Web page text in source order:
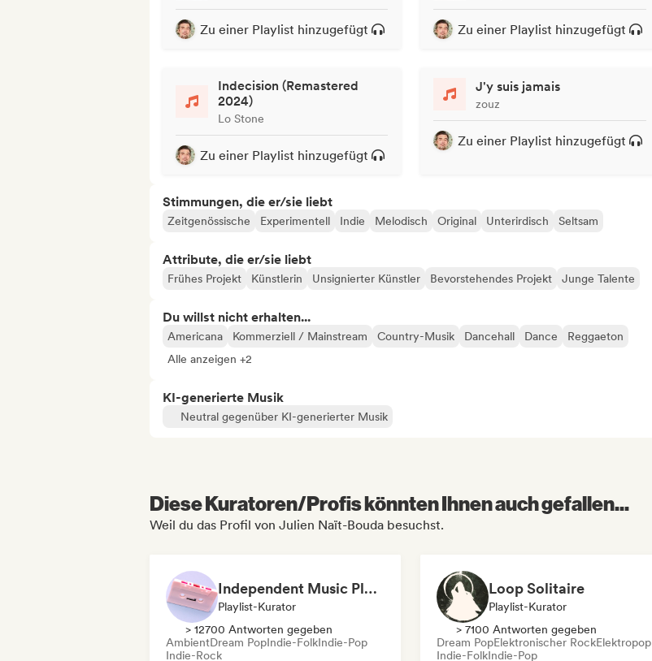
Zu einer Playlist hinzugefügt Zu einer Playlist hinzugefügt
Indecision (Remastered
2024)
Lo Stone
Zu einer Playlist hinzugefügt
J'y suis jamais
zouz
Zu einer Playlist hinzugefügt
Stimmungen, die er/sie liebt
Zeitgenössische Experimentell Indie Melodisch Original Unterirdisch Seltsam
Attribute, die er/sie liebt
Frühes Projekt Künstlerin Unsignierter Künstler Bevorstehendes Projekt Junge Talente
Du willst nicht erhalten...
Americana Kommerziell / Mainstream Country-Musik Dancehall Dance
Reggaeton
Alle anzeigen +2
KI-generierte Musik
Neutral gegenüber KI-generierter Musik
Diese Kuratoren/Profis könnten Ihnen auch gefallen...
Weil du das Profil von Julien Naït-Bouda besuchst.
Independent Music Playlists
Playlist-Kurator
> 12700 Antworten gegeben
AmbientDream PopIndie-FolkIndie-Pop
Indie-Rock
Loop Solitaire
Playlist-Kurator
> 7100 Antworten gegeben
Dream PopElektronischer RockElektropop
Indie-FolkIndie-Pop